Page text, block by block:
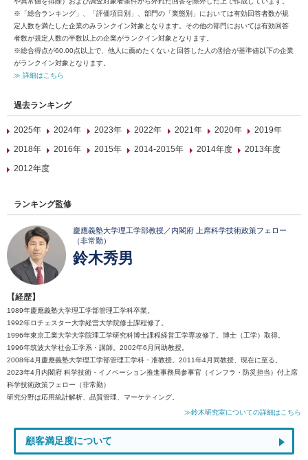
※「総合ランキング」、「評価項目別」、部門の「業態別」においては有効回答者数が規
定人数を満たした企業のみランクイン対象となります。その他の部門においては有効回答
者数が規定人数の半数以上の企業がランクイン対象となります。
※総合得点が60.00点以上で、他人に薦めたくないと回答した人の割合が基準値以下の企業
がランクイン対象となります。
≫ 詳細はこちら
過去ランキング
2025年 2024年 2023年 2022年 2021年 2020年
2019年
2018年
2016年 2015年 2014-2015年 2014年度
2013年度
2012年度
ランキング監修
慶應義塾大学理工学部教授／内閣府 上席科学技術政策フェロー
（非常勤）
鈴木秀男
【経歴】
1989年慶應義塾大学理工学部管理工学科卒業。
1992年ロチェスター大学経営大学院修士課程修了。
1996年東京工業大学大学院理工学研究科博士課程経営工学専攻修了。博士（工学）取得。
1996年筑波大学社会工学系・講師。2002年6月同助教授。
2008年4月慶應義塾大学理工学部管理工学科・准教授。2011年4月同教授、現在に至る。
2023年4月内閣府 科学技術・イノベーション推進事務局参事官（インフラ・防災担当）付上席
科学技術政策フェロー（非常勤）
研究分野は応用統計解析、品質管理、マーケティング。
≫鈴木研究室についての詳細はこちら
顧客満足度について